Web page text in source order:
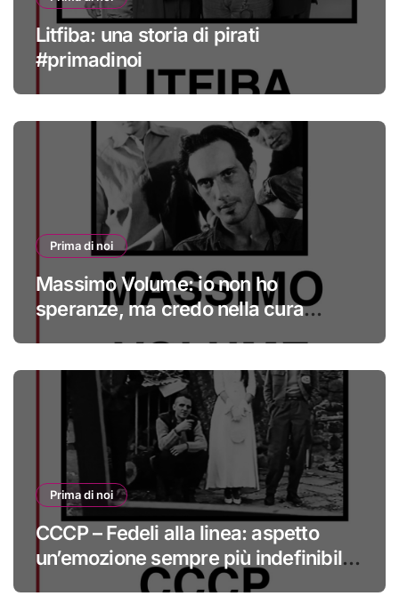
Litfiba: una storia di pirati
#primadinoi
Prima di noi
Massimo Volume: io non ho
speranze, ma credo nella cura
Prima di noi
CCCP – Fedeli alla linea: aspetto
un’emozione sempre più indefinibile
#primadinoi